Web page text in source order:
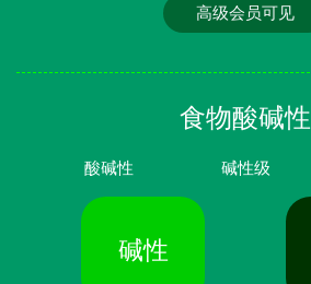
高级会员可见
食物酸碱性
酸碱性 碱性级
碱性